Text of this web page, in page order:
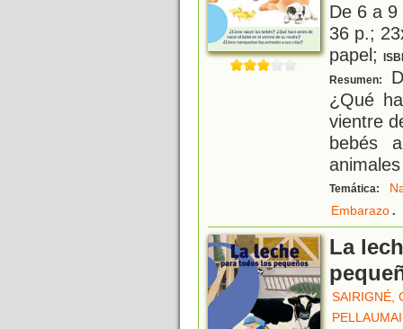
De 6 a
36 p.;
papel;
Resumen:
¿Qué
vientre
bebés
Temática:
Embarazo.
La
SAIRIGNÉ,